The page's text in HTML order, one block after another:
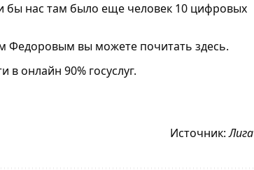
бы нас там было еще человек 10 цифровых
Федоровым вы можете почитать здесь.
в онлайн 90% госуслуг.
Источник:Лига